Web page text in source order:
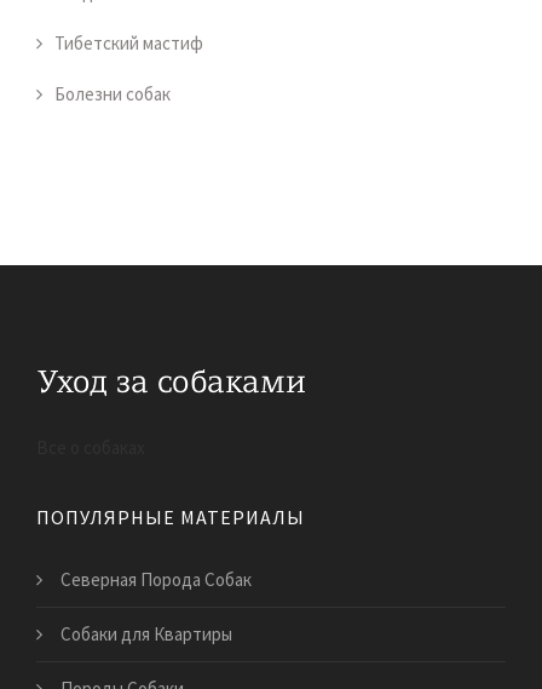
Тибетский мастиф
Болезни собак
ПОПУЛЯРНЫЕ МАТЕРИАЛЫ
Северная Порода Собак
Собаки для Квартиры